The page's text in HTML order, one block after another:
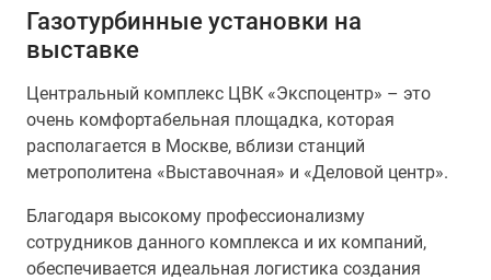
Газотурбинные установки на
выставке
Центральный комплекс ЦВК «Экспоцентр» – это
очень комфортабельная площадка, которая
располагается в Москве, вблизи станций
метрополитена «Выставочная» и «Деловой центр».
Благодаря высокому профессионализму
сотрудников данного комплекса и их компаний,
обеспечивается идеальная логистика создания